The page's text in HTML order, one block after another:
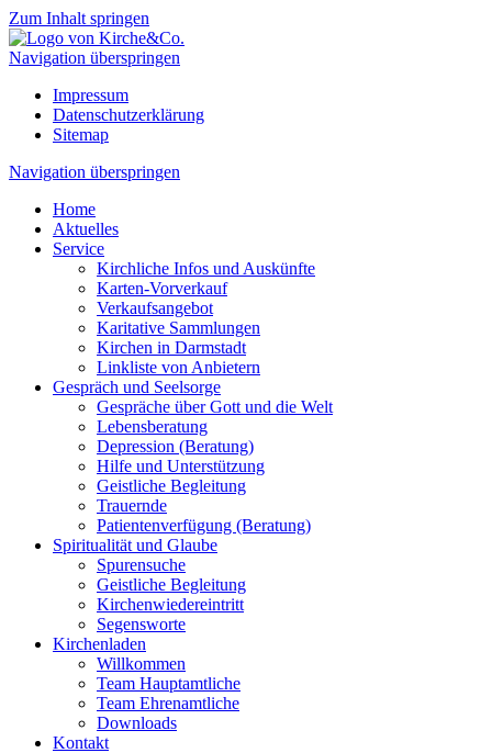
Zum Inhalt springen
Navigation überspringen
Impressum
Datenschutzerklärung
Sitemap
Navigation überspringen
Home
Aktuelles
Service
Kirchliche Infos und Auskünfte
Karten-Vorverkauf
Verkaufsangebot
Karitative Sammlungen
Kirchen in Darmstadt
Linkliste von Anbietern
Gespräch und Seelsorge
Gespräche über Gott und die Welt
Lebensberatung
Depression (Beratung)
Hilfe und Unterstützung
Geistliche Begleitung
Trauernde
Patientenverfügung (Beratung)
Spiritualität und Glaube
Spurensuche
Geistliche Begleitung
Kirchenwiedereintritt
Segensworte
Kirchenladen
Willkommen
Team Hauptamtliche
Team Ehrenamtliche
Downloads
Kontakt